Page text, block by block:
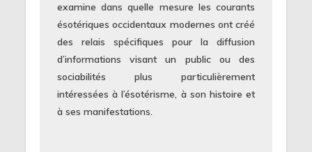
examine dans quelle mesure les courants
ésotériques occidentaux modernes ont créé
des relais spécifiques pour la diffusion
d’informations visant un public ou des
sociabilités plus particulièrement
intéressées à l’ésotérisme, à son histoire et
à ses manifestations.